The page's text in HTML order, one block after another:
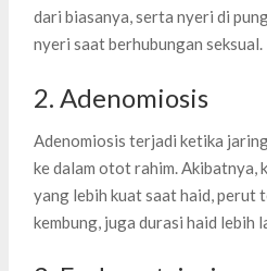
dari biasanya, serta nyeri di
nyeri saat berhubungan seksual.
2. Adenomiosis
Adenomiosis terjadi ketika
ke dalam otot rahim. Akibatnya,
yang lebih kuat saat haid, perut
kembung, juga durasi haid lebih